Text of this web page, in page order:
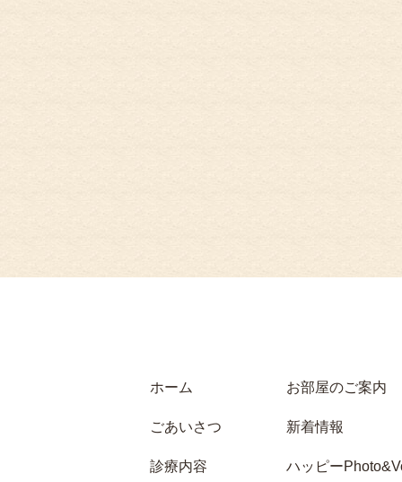
ホーム
ごあいさつ
診療内容
お部屋のご案内
新着情報
ハッピー